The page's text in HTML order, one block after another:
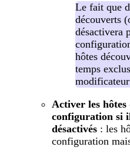
Le fait que
découverts
désactivera
hôtes
temps
modificateur
Activer les
configuration si
désactivés : les
configuration